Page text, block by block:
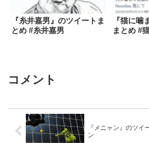
『糸井嘉男』のツイートま
とめ #糸井嘉男
『猫に噛
まとめ #
コメント
『メニャン』のツイ
ン